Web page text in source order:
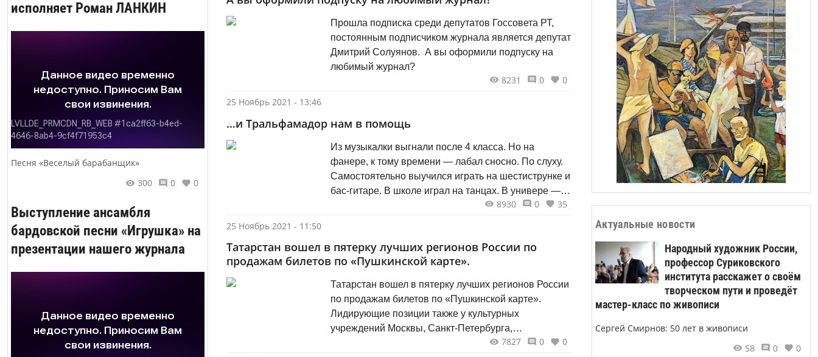
исполняет Роман ЛАНКИН
Песня «Веселый барабанщик»
300
0 0
Выступление ансамбля
бардовской песни «Игрушка» на
презентации нашего журнала
Прошла подписка среди депутатов Госсовета РТ,
постоянным подписчиком журнала является депутат
Дмитрий Солуянов. А вы оформили подпуску на
любимый журнал?
8231 0
0
25 Ноябрь 2021 - 13:46
…и Тральфамадор нам в помощь
Из музыкалки выгнали после 4 класса. Но на
фанере, к тому времени — лабал сносно. По слуху.
Самостоятельно выучился играть на шестиструнке и
бас-гитаре. В школе играл на танцах. В универе —
в интернациональной фолк-группе из пятерых: трое
8930 0
35
25 Ноябрь 2021 - 11:50
Татарстан вошел в пятерку лучших регионов России по
продажам билетов по «Пушкинской карте».
Татарстан вошел в пятерку лучших регионов России
по продажам билетов по «Пушкинской карте».
Лидирующие позиции также у культурных
учреждений Москвы, Санкт-Петербурга,
Новосибирска и Волгоградской области. Об этом на
7827 0
0
Актуальные новости
Народный художник России,
профессор Суриковского
института расскажет о своём
творческом пути и проведёт
мастер-класс по живописи
Сергей Смирнов: 50 лет в живописи
58
0 0